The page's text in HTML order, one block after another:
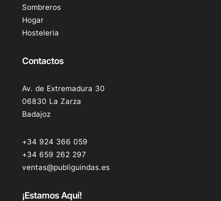
Sombreros
Hogar
Hostelería
Contactos
Av. de Extremadura 30
06830 La Zarza
Badajoz
+34 924 366 059
+34 659 262 297
ventas@publiguindas.es
¡Estamos Aquí!